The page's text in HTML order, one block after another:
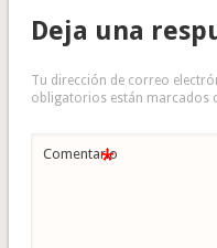
Deja una
Tu dirección de correo
obligatorios están marcados
Comentario
*